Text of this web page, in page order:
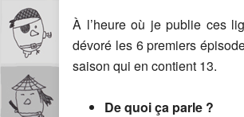
À l’heure où je publie ces
dévoré les 6 premiers
saison qui en contient 13.
De quoi ça parle ?